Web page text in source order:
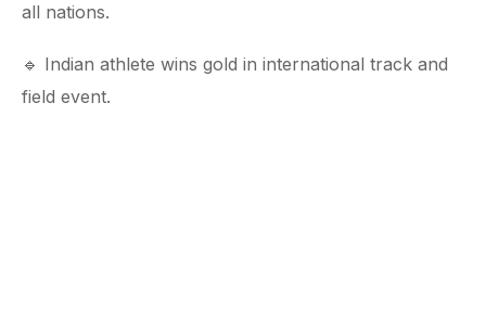
all nations.
🔹 Indian athlete wins gold in international track and
field event.